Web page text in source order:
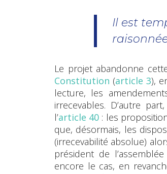
Il est
Le projet abandonne
Constitution (article 3),
lecture, les
irrecevables. D’autre
l’article 40 : les
que, désormais, les
(irrecevabilité absolue)
président de
encore le cas, en